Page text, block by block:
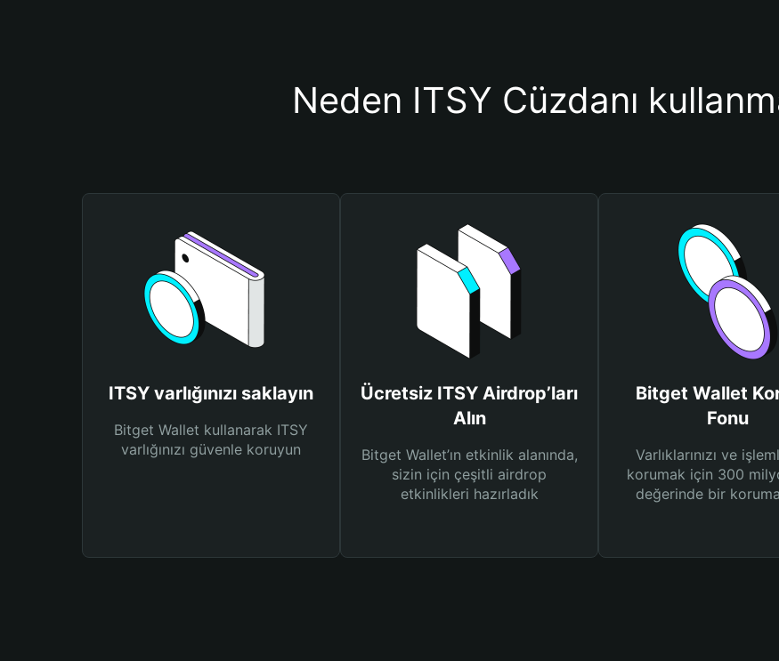
Neden ITSY Cüzdanı
ITSY varlığınızı saklayın
Bitget Wallet kullanarak ITSY
varlığınızı güvenle koruyun
Ücretsiz ITSY Airdrop’ları
Alın
Bitget Wallet’ın etkinlik alanında,
sizin için çeşitli airdrop
etkinlikleri hazırladık
Bitget Wallet
Fonu
Varlıklarınızı ve
korumak için 300
değerinde bir